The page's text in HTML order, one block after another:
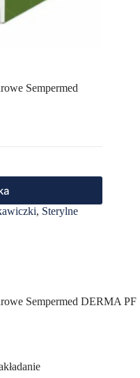
Sempermed
, Sterylne
Sempermed DERMA PF